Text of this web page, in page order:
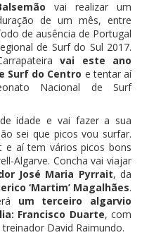
vai realizar um
de um mês, entre
de ausência de Portugal
de Surf do Sul 2017.
vai este ano
Surf do Centro e tentar aí
Nacional de Surf
de idade e vai fazer a sua
sei que picos vou surfar.
e aí tem vários picos bons
Algarve. Concha vai viajar
José Maria Pyrrait, da
‘Martim’ Magalhães.
um terceiro algarvio
Francisco Duarte, com
David Raimundo.